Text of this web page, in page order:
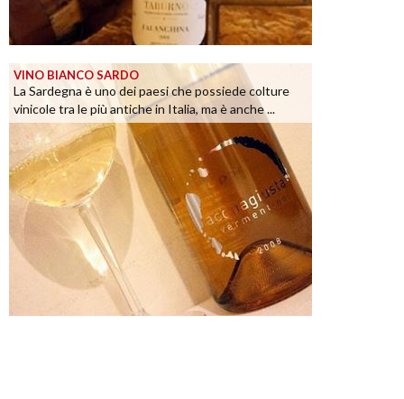
VINO BIANCO SARDO
La Sardegna è uno dei paesi che possiede colture
vinicole tra le più antiche in Italia, ma è anche ...